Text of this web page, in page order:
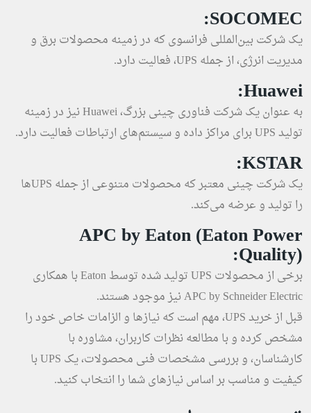
SOCOMEC:
یک شرکت بین‌المللی فرانسوی که در زمینه محصولات برق و
مدیریت انرژی، از جمله UPS، فعالیت دارد.
Huawei:
به عنوان یک شرکت فناوری چینی بزرگ، Huawei نیز در زمینه
تولید UPS برای مراکز داده و سیستم‌های ارتباطات فعالیت دارد.
KSTAR:
یک شرکت چینی معتبر که محصولات متنوعی از جمله UPSها
را تولید و عرضه می‌کند.
APC by Eaton (Eaton Power
Quality):
برخی از محصولات UPS تولید شده توسط Eaton با همکاری
APC by Schneider Electric نیز موجود هستند.
قبل از خرید UPS، مهم است که نیازها و الزامات خاص خود را
مشخص کرده و با مطالعه نظرات کاربران، مشاوره با
کارشناسان، و بررسی مشخصات فنی محصولات، یک UPS با
کیفیت و مناسب بر اساس نیازهای شما را انتخاب کنید.